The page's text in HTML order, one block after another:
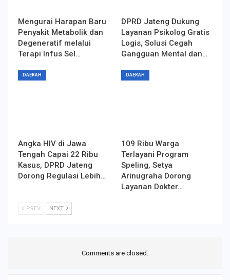
Mengurai Harapan Baru
Penyakit Metabolik dan
Degeneratif melalui
Terapi Infus Sel…
DPRD Jateng Dukung
Layanan Psikolog Gratis
Logis, Solusi Cegah
Gangguan Mental dan…
DAERAH
Angka HIV di Jawa
Tengah Capai 22 Ribu
Kasus, DPRD Jateng
Dorong Regulasi Lebih…
DAERAH
109 Ribu Warga
Terlayani Program
Speling, Setya
Arinugraha Dorong
Layanan Dokter…
PREV NEXT
Comments are closed.